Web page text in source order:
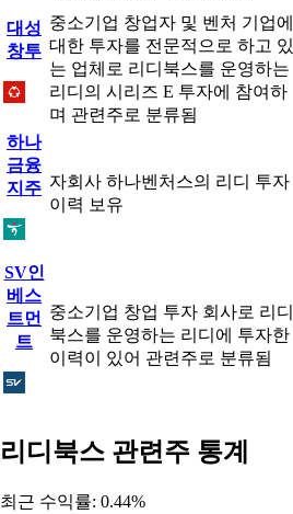
대성
창투
중소기업 창업자 및 벤처 기업에
대한 투자를 전문적으로 하고 있
는 업체로 리디북스를 운영하는
리디의 시리즈 E 투자에 참여하
며 관련주로 분류됨
하나
금융
지주 자회사 하나벤처스의 리디 투자
이력 보유
SV인
베스
트먼
트
중소기업 창업 투자 회사로 리디
북스를 운영하는 리디에 투자한
이력이 있어 관련주로 분류됨
리디북스 관련주 통계
최근 수익률: 0.44%